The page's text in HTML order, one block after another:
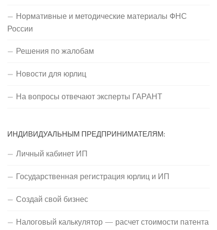
Нормативные и методические материалы ФНС
России
Решения по жалобам
Новости для юрлиц
На вопросы отвечают эксперты ГАРАНТ
ИНДИВИДУАЛЬНЫМ ПРЕДПРИНИМАТЕЛЯМ:
Личный кабинет ИП
Государственная регистрация юрлиц и ИП
Создай свой бизнес
Налоговый калькулятор — расчет стоимости патента